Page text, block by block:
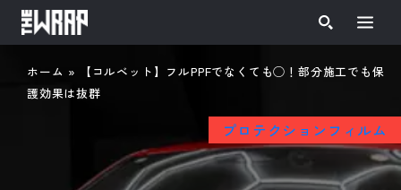
ホーム »
【コルベット】フルPPFでなくても◯！部分施工でも保
護効果は抜群
プロテクションフィルム